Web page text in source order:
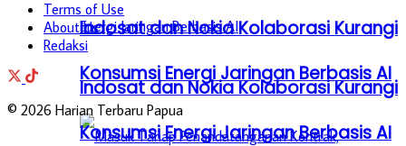
Indosat dan Nokia Kolaborasi Kurangi
Konsumsi Energi Jaringan Berbasis AI
Indosat dan Nokia Kolaborasi Kurangi
Konsumsi Energi Jaringan Berbasis AI
Terms of Use
About Us
Redaksi
© 2026 Harian Terbaru Papua